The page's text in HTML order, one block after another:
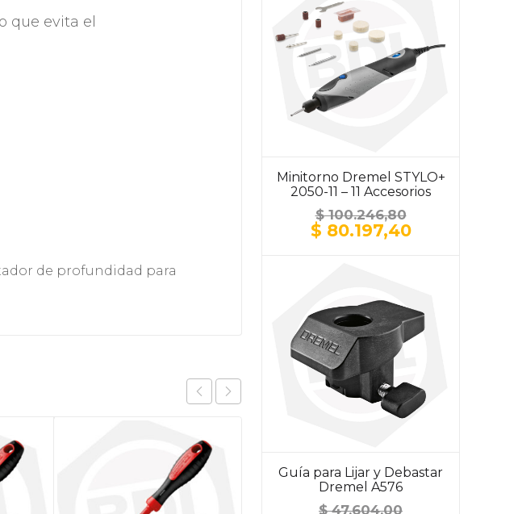
que evita el
de profundidad para
Minitorno Dremel STYLO+
2050-11 – 11 Accesorios
$100.246,80
El
precio
$ 80.197,40El
Guía para Lijar y Debastar
Dremel A576
$47.604,00